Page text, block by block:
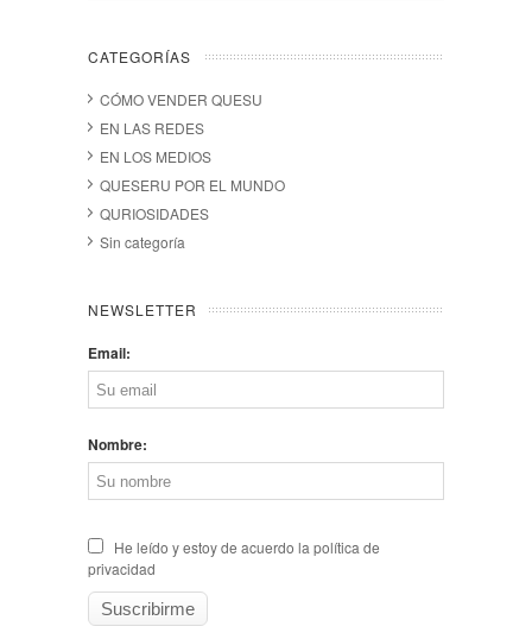
CATEGORÍAS
CÓMO VENDER QUESU
EN LAS REDES
EN LOS MEDIOS
QUESERU POR EL MUNDO
QURIOSIDADES
Sin categoría
NEWSLETTER
Email:
Nombre:
He leído y estoy de acuerdo la política de
privacidad